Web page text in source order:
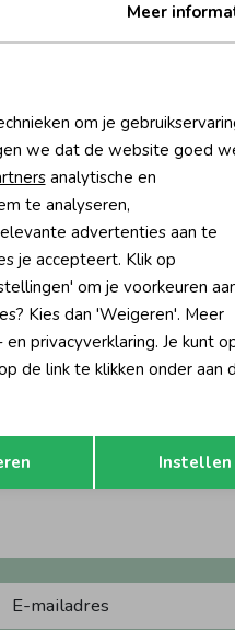
Marketing cookies
Opslaan
Meer
om je
we dat de website goed
analytische en
te analyseren,
advertenties aan te
je accepteert. Klik op
om je voorkeuren
Kies dan 'Weigeren'. Meer
privacyverklaring. Je kunt
de link te klikken onder aan
Instellen